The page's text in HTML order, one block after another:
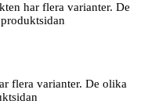
har flera varianter. De
flera varianter. De olika